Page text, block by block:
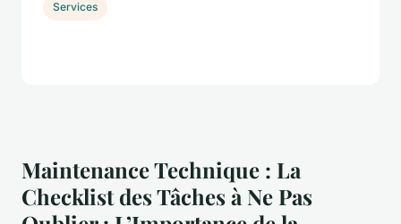
Maintenance Technique : La
Checklist des Tâches à Ne Pas
Services